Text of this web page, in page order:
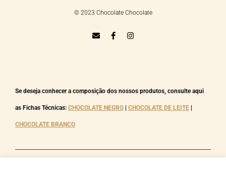
© 2023 Chocolate Chocolate
E
n
e
F
a
-
I
n
m
Se deseja conhecer a composição dos nossos produtos, consulte aqui
as Fichas Técnicas: CHOCOLATE NEGRO CHOCOLATE DE LEITE
CHOCOLATE BRANCO